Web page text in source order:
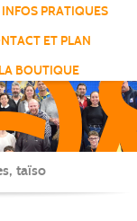
INFOS PRATIQUES
ET PLAN
LA BOUTIQUE
taïso